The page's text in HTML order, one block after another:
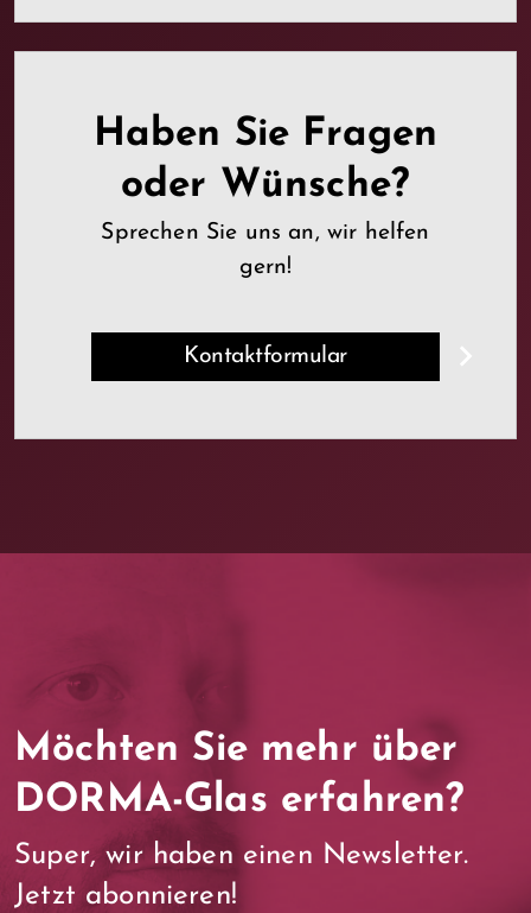
Haben Sie Fragen
oder Wünsche?
Sprechen Sie uns an, wir helfen
gern!
Kontaktformular
Möchten Sie mehr über
DORMA-Glas erfahren?
Super, wir haben einen Newsletter.
Jetzt abonnieren!